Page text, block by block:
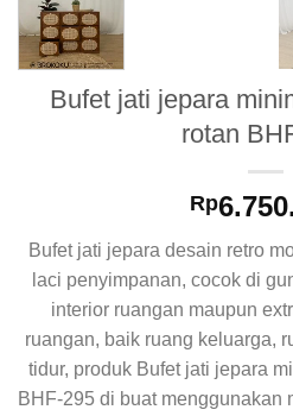
Bufet jati jepara
rotan
Rp
Bufet jati jepara desain retro
laci penyimpanan, cocok di
interior ruangan maupun
ruangan, baik ruang keluarga,
tidur, produk Bufet jati jepara
BHF-295 di buat menggunakan